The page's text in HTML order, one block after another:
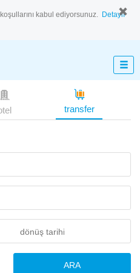
kabul ediyorsunuz. Detaylı
transfer
ARA